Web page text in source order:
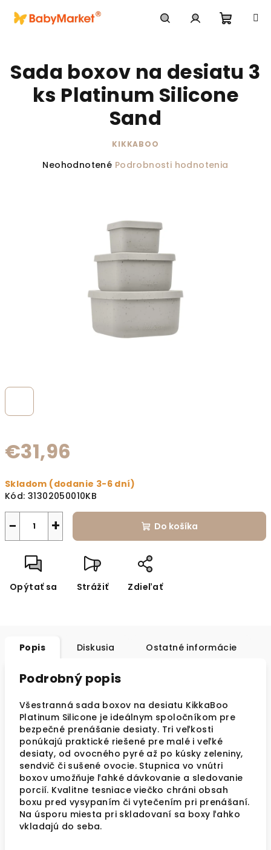
€31,96
Skladom (dodanie 3-6 dní)
Kód: 31302050010KB
+
− Do košíka
Opýtať sa Strážiť Zdieľať
Sada boxov na desiatu 3
ks Platinum Silicone
Sand
KIKKABOO
Priemerné hodnotenie produktu je 0,0 z 5
Neohodnotené Podrobnosti hodnotenia
Popis Diskusia Ostatné informácie
Podrobný popis
Všestranná sada boxov na desiatu KikkaBoo
Platinum Silicone je ideálnym spoločníkom pre
bezpečné prenášanie desiaty. Tri veľkosti
ponúkajú praktické riešené pre malé i veľké
desiaty, od ovocného pyré až po kúsky zeleniny,
sendvič či sušené ovocie. Stupnica vo vnútri
boxov umožňuje ľahké dávkovanie a sledovanie
porcií. Kvalitne tesniace viečko chráni obsah
boxu pred vysypaním či vytečením pri prenášaní.
Na úsporu miesta pri skladovaní sa boxy ľahko
vkladajú do seba.